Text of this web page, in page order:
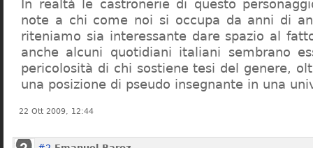
In realtà le castronerie di questo
note a chi come noi si occupa da anni di
riteniamo sia interessante dare spazio al fatto
anche alcuni quotidiani italiani sembrano
pericolosità di chi sostiene tesi del genere,
una posizione di pseudo insegnante in una
22 Ott 2009, 12:44